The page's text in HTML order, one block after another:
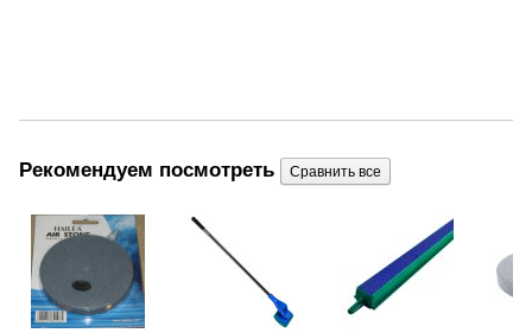
Рекомендуем посмотреть